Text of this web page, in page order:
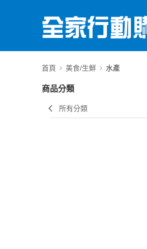
首頁 美食/生鮮 水產
商品分類
所有分類